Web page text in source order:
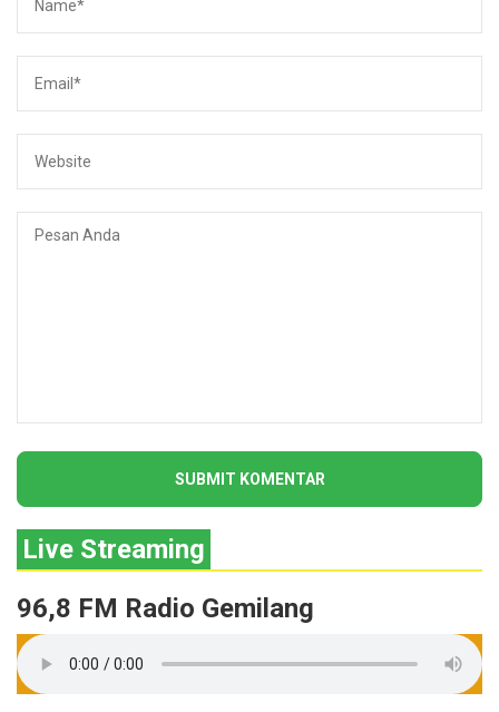
Live Streaming
96,8 FM Radio Gemilang